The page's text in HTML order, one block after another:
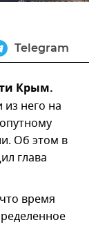
Telegram
Крым.
него на
Об этом в
глава
время